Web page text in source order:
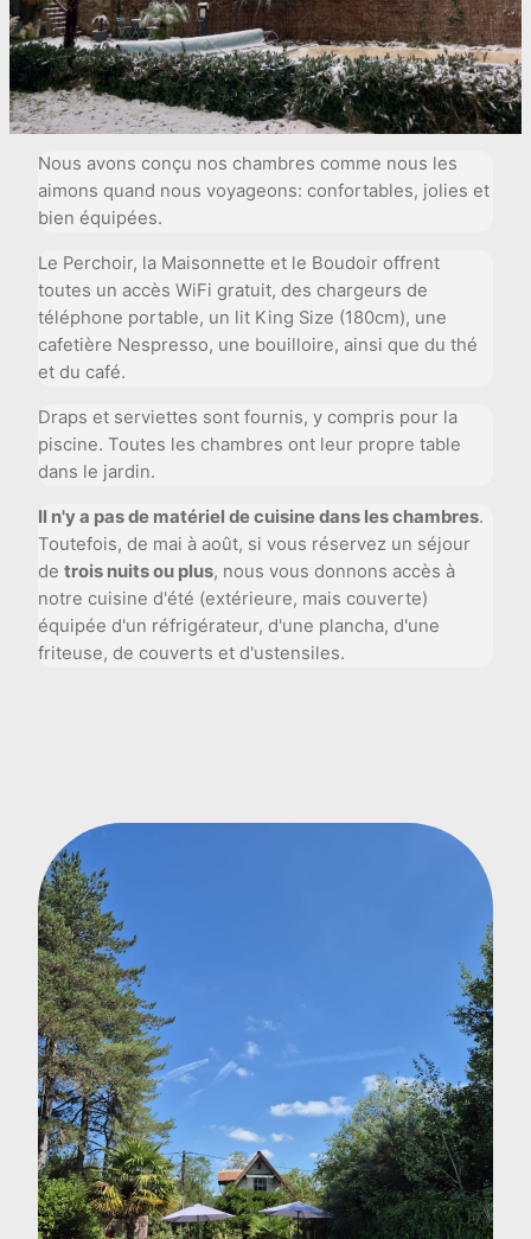
Nous avons conçu nos chambres comme nous les
aimons quand nous voyageons: confortables, jolies et
bien équipées.
Le Perchoir, la Maisonnette et le Boudoir offrent
toutes un accès WiFi gratuit, des chargeurs de
téléphone portable, un lit King Size (180cm), une
cafetière Nespresso, une bouilloire, ainsi que du thé
et du café.
Draps et serviettes sont fournis, y compris pour la
piscine. Toutes les chambres ont leur propre table
dans le jardin.
Il n'y a pas de matériel de cuisine dans les chambres.
Toutefois, de mai à août, si vous réservez un séjour
de trois nuits ou plus, nous vous donnons accès à
notre cuisine d'été (extérieure, mais couverte)
équipée d'un réfrigérateur, d'une plancha, d'une
friteuse, de couverts et d'ustensiles.